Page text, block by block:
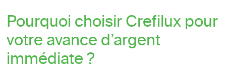
Pourquoi choisir Crefilux pour
votre avance d’argent
immédiate ?